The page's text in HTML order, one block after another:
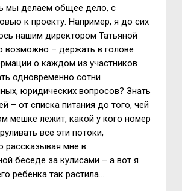
мы делаем общее дело, с
к проекту. Например, я до сих
нашим директором Татьяной
возможно – держать в голове
о каждом из участников
одновременно сотни
юридических вопросов? Знать
– от списка питания до того, чей
мешке лежит, какой у кого номер
все эти потоки,
рассказывая мне в
беседе за кулисами – а вот я
ребенка так растила...